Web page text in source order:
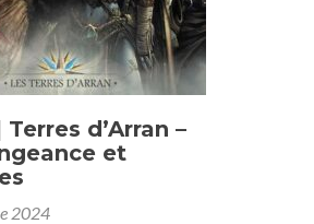
d’Arran –
et
2024